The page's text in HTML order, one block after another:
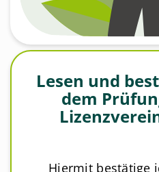
Lesen und
dem
Hiermit bestätige